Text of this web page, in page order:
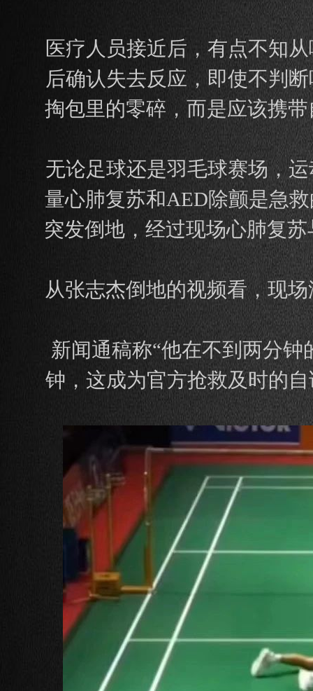
医疗人员接近后，有点不知
后确认失去反应，即使不判
掏包里的零碎，而是应该携
无论足球还是羽毛球赛场，
量心肺复苏和AED除颤是急
突发倒地，经过现场心肺复
从张志杰倒地的视频看，现
新闻通稿称“他在不到两分
钟，这成为官方抢救及时的